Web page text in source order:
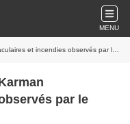
MENU
observés par le satellite européen Envisat
par le